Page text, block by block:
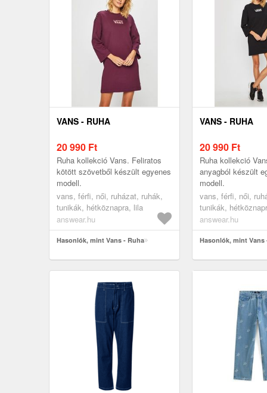
VANS - RUHA
20 990 Ft
Ruha kollekció Vans. Feliratos
kötött szövetből készült egyenes
modell.
vans, férfi, női, ruházat, ruhák,
tunikák, hétköznapra, lila
answear.hu
Hasonlók, mint Vans - Ruha
VANS - RUHA
20 990 Ft
Ruha kollekció
anyagból készült
modell.
vans, férfi, női,
tunikák,
answear.hu
Hasonlók, mint Vans